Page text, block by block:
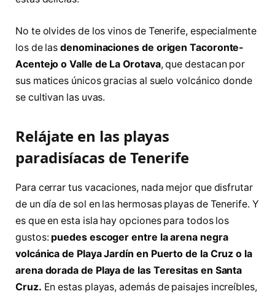
No te olvides de los vinos de Tenerife, especialmente
los de lasdenominaciones de origen Tacoronte-
Acentejo o Valle de La Orotava, que destacan por
sus matices únicos gracias al suelo volcánico donde
se cultivan las uvas.
Relájate en las playas
paradisíacas de Tenerife
Para cerrar tus vacaciones, nada mejor que disfrutar
de un día de sol en las hermosas playas de Tenerife. Y
es que en esta isla hay opciones para todos los
gustos: puedes escoger entre la arena negra
volcánica de Playa Jardín en Puerto de la Cruz o la
arena dorada de Playa de las Teresitas en Santa
Cruz. En estas playas, además de paisajes increíbles,